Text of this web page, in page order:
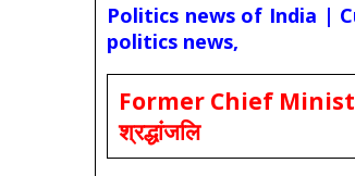
Politics news of India |
politics news,
Former Chief
श्रद्धांजलि